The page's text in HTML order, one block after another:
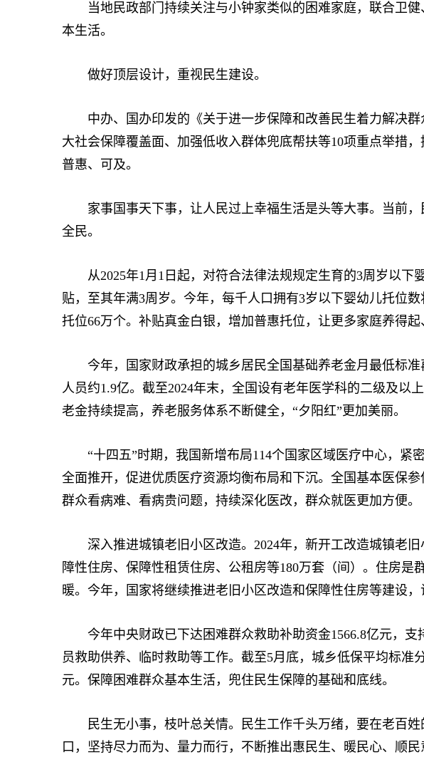
当地民政部门持续关注与小钟家类似的困难家庭，联合卫健
本生活。
做好顶层设计，重视民生建设。
中办、国办印发的《关于进一步保障和改善民生着力解决群
大社会保障覆盖面、加强低收入群体兜底帮扶等10项重点举措，
普惠、可及。
家事国事天下事，让人民过上幸福生活是头等大事。当前，
全民。
从2025年1月1日起，对符合法律法规规定生育的3周岁以下
贴，至其年满3周岁。今年，每千人口拥有3岁以下婴幼儿托位
托位66万个。补贴真金白银，增加普惠托位，让更多家庭养得起
今年，国家财政承担的城乡居民全国基础养老金月最低标准
人员约1.9亿。截至2024年末，全国设有老年医学科的二级及
老金持续提高，养老服务体系不断健全，“夕阳红”更加美丽。
“十四五”时期，我国新增布局114个国家区域医疗中心，紧
全面推开，促进优质医疗资源均衡布局和下沉。全国基本医保
群众看病难、看病贵问题，持续深化医改，群众就医更加方便。
深入推进城镇老旧小区改造。2024年，新开工改造城镇老旧
障性住房、保障性租赁住房、公租房等180万套（间）。住房是
暖。今年，国家将继续推进老旧小区改造和保障性住房等建设，
今年中央财政已下达困难群众救助补助资金1566.8亿元，支
员救助供养、临时救助等工作。截至5月底，城乡低保平均标准
元。保障困难群众基本生活，兜住民生保障的基础和底线。
民生无小事，枝叶总关情。民生工作千头万绪，要在老百姓
口，坚持尽力而为、量力而行，不断推出惠民生、暖民心、顺